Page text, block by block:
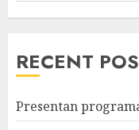
RECENT
Presentan